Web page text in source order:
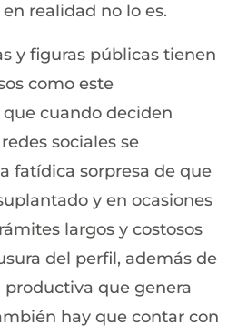
realidad no lo es.
y figuras públicas tienen
como este
cuando deciden
sociales se
fatídica sorpresa de que
y en ocasiones
largos y costosos
del perfil, además de
que genera
hay que contar con